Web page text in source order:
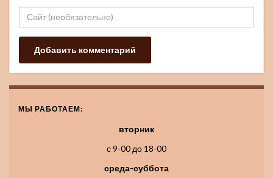
МЫ РАБОТАЕМ:
вторник
с 9-00 до 18-00
среда-суббота